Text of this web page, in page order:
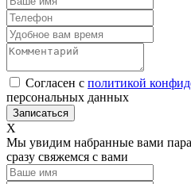
Согласен с политикой
персональных данных
Х
Мы увидим набранные вами
сразу свяжемся с вами